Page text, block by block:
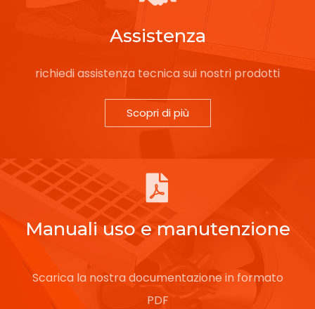
Assistenza
richiedi assistenza tecnica sui nostri prodotti
Scopri di più
Manuali uso e manutenzione
Scarica la nostra documentazione in formato
PDF